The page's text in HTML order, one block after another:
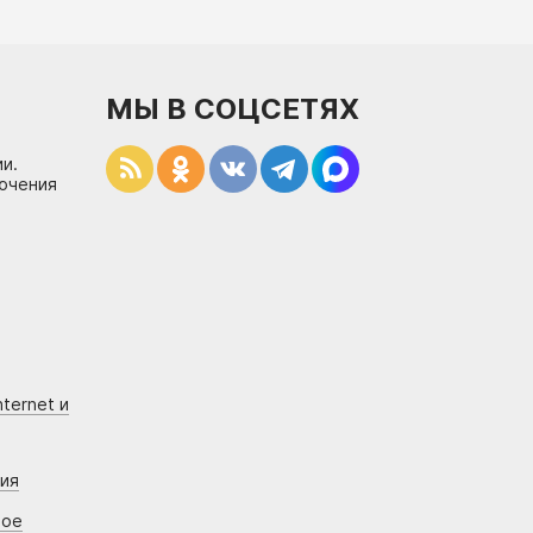
и
МЫ В СОЦСЕТЯХ